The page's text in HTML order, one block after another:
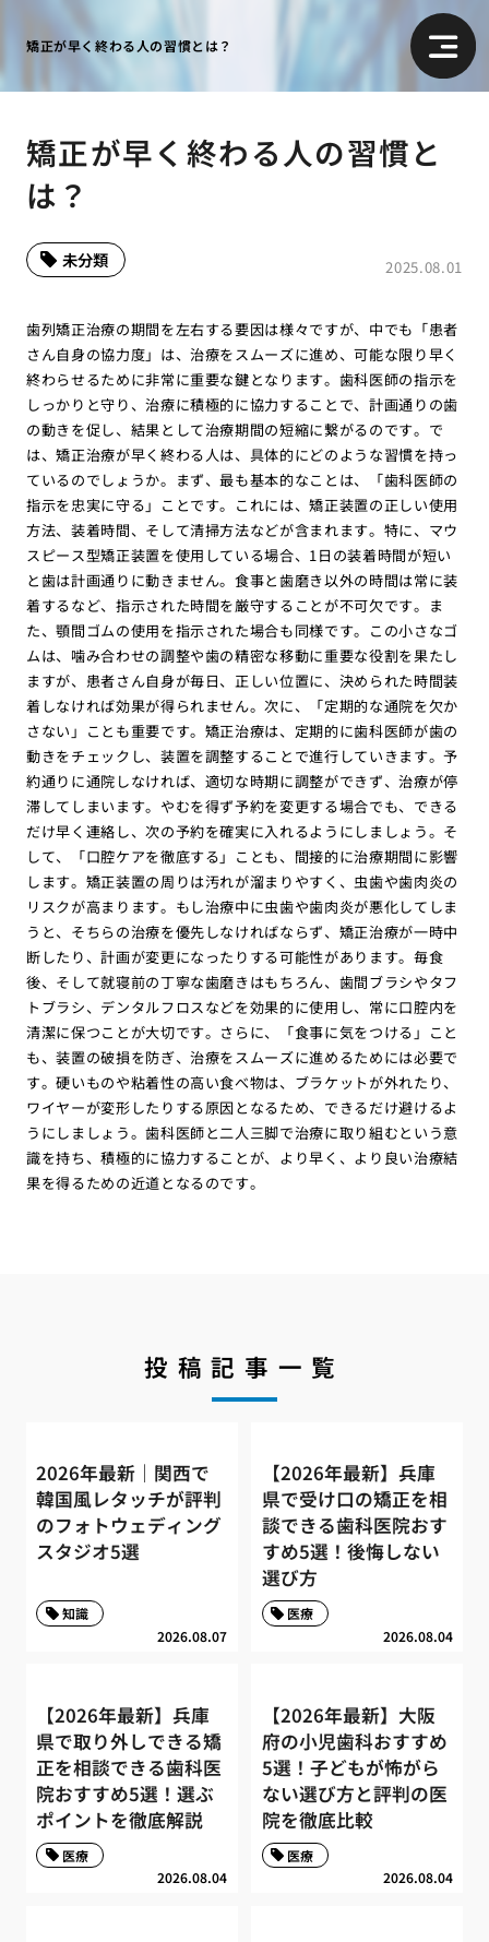
矯正が早く終わる人の習慣とは？
矯正が早く終わる人の習慣と
は？
2025.08.01
未分類
歯列矯正治療の期間を左右する要因は様々ですが、中でも「患者
さん自身の協力度」は、治療をスムーズに進め、可能な限り早く
終わらせるために非常に重要な鍵となります。歯科医師の指示を
しっかりと守り、治療に積極的に協力することで、計画通りの歯
の動きを促し、結果として治療期間の短縮に繋がるのです。で
は、矯正治療が早く終わる人は、具体的にどのような習慣を持っ
ているのでしょうか。まず、最も基本的なことは、「歯科医師の
指示を忠実に守る」ことです。これには、矯正装置の正しい使用
方法、装着時間、そして清掃方法などが含まれます。特に、マウ
スピース型矯正装置を使用している場合、1日の装着時間が短い
と歯は計画通りに動きません。食事と歯磨き以外の時間は常に装
着するなど、指示された時間を厳守することが不可欠です。ま
た、顎間ゴムの使用を指示された場合も同様です。この小さなゴ
ムは、噛み合わせの調整や歯の精密な移動に重要な役割を果たし
ますが、患者さん自身が毎日、正しい位置に、決められた時間装
着しなければ効果が得られません。次に、「定期的な通院を欠か
さない」ことも重要です。矯正治療は、定期的に歯科医師が歯の
動きをチェックし、装置を調整することで進行していきます。予
約通りに通院しなければ、適切な時期に調整ができず、治療が停
滞してしまいます。やむを得ず予約を変更する場合でも、できる
だけ早く連絡し、次の予約を確実に入れるようにしましょう。そ
して、「口腔ケアを徹底する」ことも、間接的に治療期間に影響
します。矯正装置の周りは汚れが溜まりやすく、虫歯や歯肉炎の
リスクが高まります。もし治療中に虫歯や歯肉炎が悪化してしま
うと、そちらの治療を優先しなければならず、矯正治療が一時中
断したり、計画が変更になったりする可能性があります。毎食
後、そして就寝前の丁寧な歯磨きはもちろん、歯間ブラシやタフ
トブラシ、デンタルフロスなどを効果的に使用し、常に口腔内を
清潔に保つことが大切です。さらに、「食事に気をつける」こと
も、装置の破損を防ぎ、治療をスムーズに進めるためには必要で
す。硬いものや粘着性の高い食べ物は、ブラケットが外れたり、
ワイヤーが変形したりする原因となるため、できるだけ避けるよ
うにしましょう。歯科医師と二人三脚で治療に取り組むという意
識を持ち、積極的に協力することが、より早く、より良い治療結
果を得るための近道となるのです。
投稿記事一覧
2026年最新｜関西で
韓国風レタッチが評判
のフォトウェディング
スタジオ5選
2026.08.07
知識
【2026年最新】兵庫
県で受け口の矯正を相
談できる歯科医院おす
すめ5選！後悔しない
選び方
2026.08.04
医療
【2026年最新】兵庫
県で取り外しできる矯
正を相談できる歯科医
院おすすめ5選！選ぶ
ポイントを徹底解説
2026.08.04
医療
【2026年最新】大阪
府の小児歯科おすすめ
5選！子どもが怖がら
ない選び方と評判の医
院を徹底比較
2026.08.04
医療